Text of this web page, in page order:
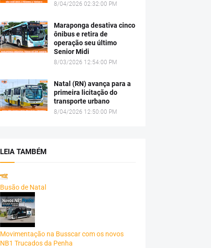
8/04/2026 02:32:00 PM
Maraponga desativa cinco
ônibus e retira de
operação seu último
Senior Midi
8/03/2026 12:54:00 PM
Natal (RN) avança para a
primeira licitação do
transporte urbano
8/04/2026 12:50:00 PM
LEIA TAMBÉM
Busão de Natal
Movimentação na Busscar com os novos
NB1 Trucados da Penha